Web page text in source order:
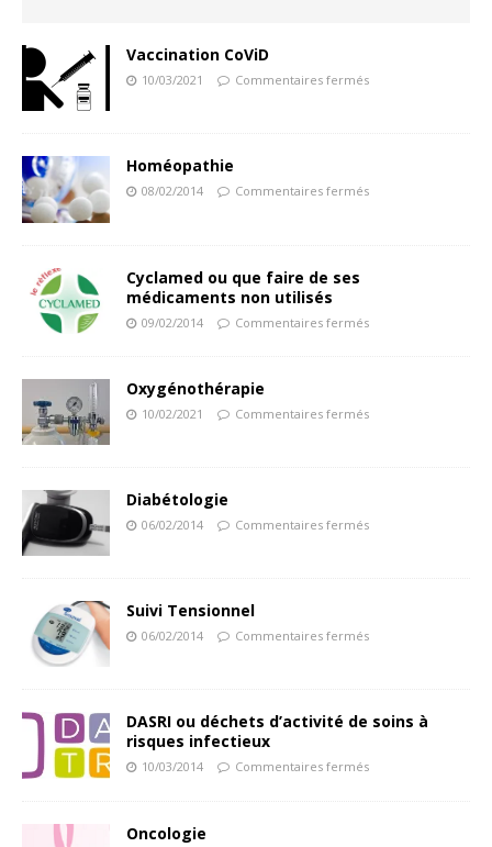
Vaccination CoViD
10/03/2021 Commentaires fermés
Homéopathie
08/02/2014 Commentaires fermés
Cyclamed ou que faire de ses
médicaments non utilisés
09/02/2014 Commentaires fermés
Oxygénothérapie
10/02/2021 Commentaires fermés
Diabétologie
06/02/2014 Commentaires fermés
Suivi Tensionnel
06/02/2014 Commentaires fermés
DASRI ou déchets d’activité de soins à
risques infectieux
10/03/2014 Commentaires fermés
Oncologie